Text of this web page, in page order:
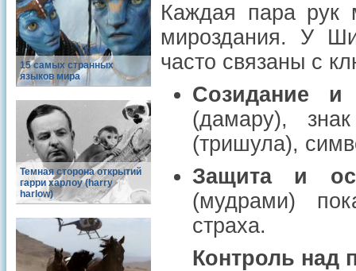
15 самых странных
языков мира
Темная сторона открытий
гарри харлоу (harry
harlow)
Каждая пара рук
мироздания. У
часто связаны с
Созидание и
(дамару),
(тришула),
Защита и
(мудрами)
страха.
Контроль над